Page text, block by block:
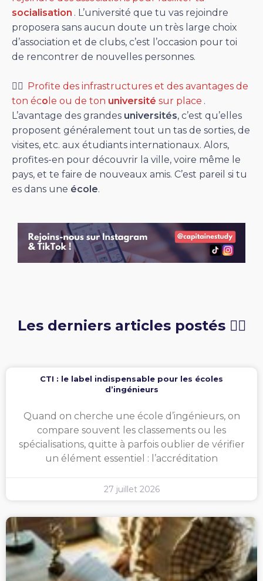
socialisation . L’université que tu vas rejoindre
proposera sans aucun doute un très large choix
d’association et de clubs, c’est l’occasion pour toi
de rencontrer de nouvelles personnes.
👉🏻
Profite des infrastructures et des avantages de
ton éco le ou de ton université sur place .
L’avantage des grandes universités, c’est qu’elles
proposent généralement tout un tas de sorties, de
visites, etc. aux étudiants internationaux. Alors,
profites-en pour découvrir la ville, voire même le
pays, et te faire de nouveaux amis. C’est pareil si tu
es dans une école.
Les derniers articles postés 👇🏻
CTI : le label indispensable pour les écoles
d’ingénieurs
Quand on cherche une école d’ingénieurs, on
compare souvent les classements ou les
spécialisations, quitte à parfois oublier de vérifier
un élément essentiel : l’accréditation
27 juillet 2026